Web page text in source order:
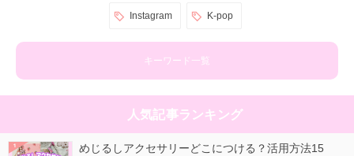
Instagram K-pop
キーワード一覧
人気記事ランキング
めじるしアクセサリーどこにつける？活用方法15